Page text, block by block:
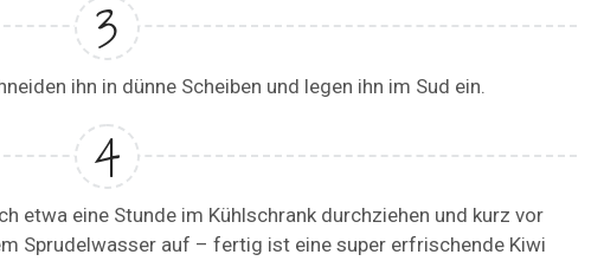
ihn in dünne Scheiben und legen ihn im Sud ein.
etwa eine Stunde im Kühlschrank durchziehen und kurz vor
Sprudelwasser auf – fertig ist eine super erfrischende Kiwi